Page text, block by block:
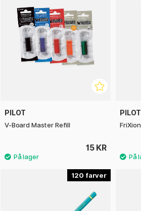
PILOT
V-Board Master Refill
15 KR
PILOT
120